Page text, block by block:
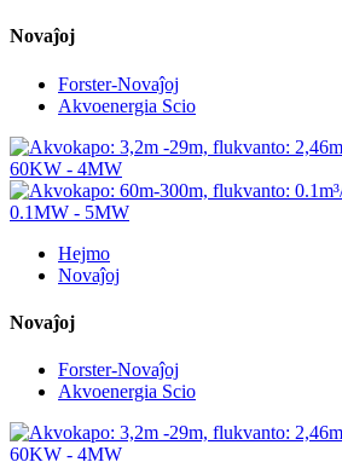
Novaĵoj
Forster-Novaĵoj
Akvoenergia Scio
Hejmo
Novaĵoj
Novaĵoj
Forster-Novaĵoj
Akvoenergia Scio